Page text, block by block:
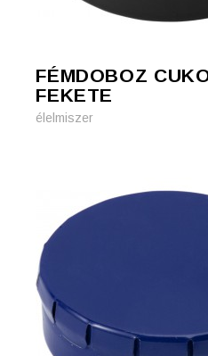
FÉMDOBOZ
FEKETE
élelmiszer